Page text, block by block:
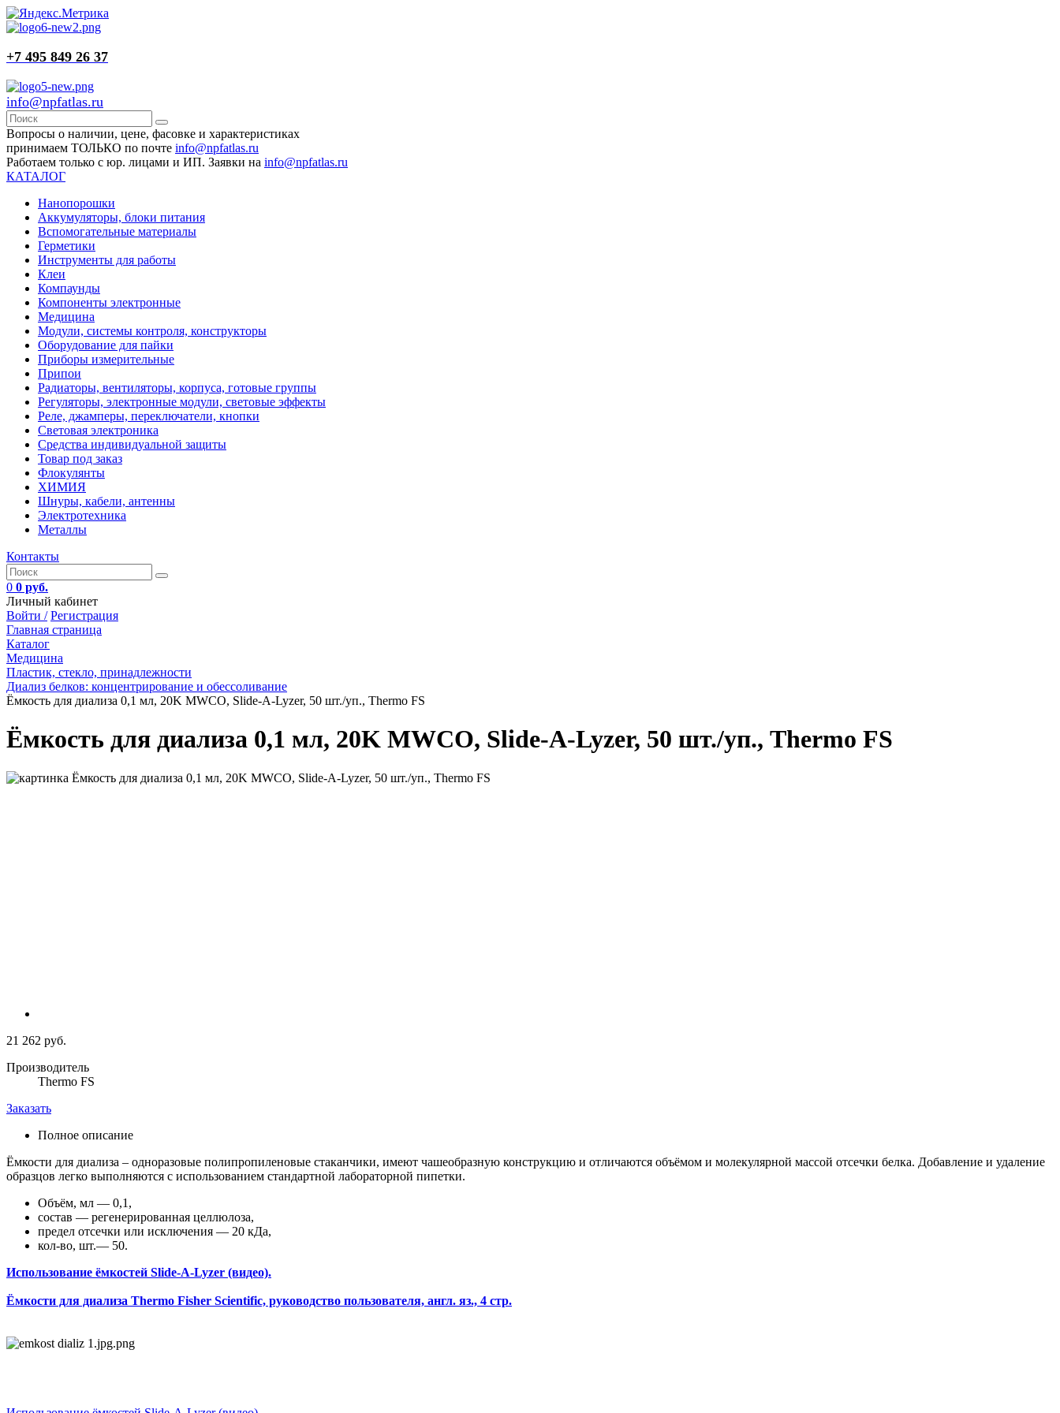
+7 495 849 26 37
info@npfatlas.ru
Вопросы о наличии, цене, фасовке и характеристиках
принимаем ТОЛЬКО по почте info@npfatlas.ru
Работаем только с юр. лицами и ИП. Заявки на info@npfatlas.ru
КАТАЛОГ
Нанопорошки
Аккумуляторы, блоки питания
Вспомогательные материалы
Герметики
Инструменты для работы
Клеи
Компаунды
Компоненты электронные
Медицина
Модули, системы контроля, конструкторы
Оборудование для пайки
Приборы измерительные
Припои
Радиаторы, вентиляторы, корпуса, готовые группы
Регуляторы, электронные модули, световые эффекты
Реле, джамперы, переключатели, кнопки
Световая электроника
Средства индивидуальной защиты
Товар под заказ
Флокулянты
ХИМИЯ
Шнуры, кабели, антенны
Электротехника
Металлы
Контакты
0 0 руб.
Личный кабинет
Войти / Регистрация
Главная страница
Каталог
Медицина
Пластик, стекло, принадлежности
Диализ белков: концентрирование и обессоливание
Ёмкость для диализа 0,1 мл, 20K MWCO, Slide-A-Lyzer, 50 шт./уп., Thermo FS
Ёмкость для диализа 0,1 мл, 20K MWCO, Slide-A-Lyzer, 50 шт./уп., Thermo FS
21 262 руб.
Производитель
Thermo FS
Заказать
Полное описание
Ёмкости для диализа – одноразовые полипропиленовые стаканчики, имеют чашеобразную конструкцию и отличаются объёмом и молекулярной массой отсечки белка. Добавление и удаление
образцов легко выполняются с использованием стандартной лабораторной пипетки.
Объём, мл — 0,1,
состав — регенерированная целлюлоза,
предел отсечки или исключения — 20 кДа,
кол-во, шт.— 50.
Использование ёмкостей Slide-A-Lyzer (видео).
Ёмкости для диализа Thermo Fisher Scientific, руководство пользователя, англ. яз., 4 стр.